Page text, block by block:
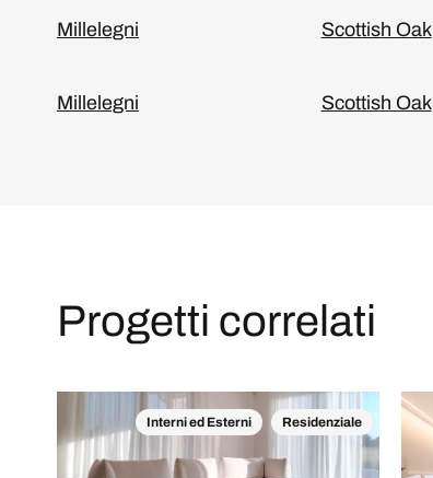
Millelegni Scottish Oak
Millelegni Scottish Oak
Progetti correlati
Interni ed Esterni Residenziale